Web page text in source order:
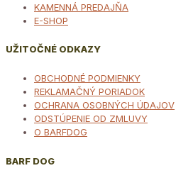
KAMENNÁ PREDAJŇA
E-SHOP
UŽITOČNÉ ODKAZY
OBCHODNÉ PODMIENKY
REKLAMAČNÝ PORIADOK
OCHRANA OSOBNÝCH ÚDAJOV
ODSTÚPENIE OD ZMLUVY
O BARFDOG
BARF DOG